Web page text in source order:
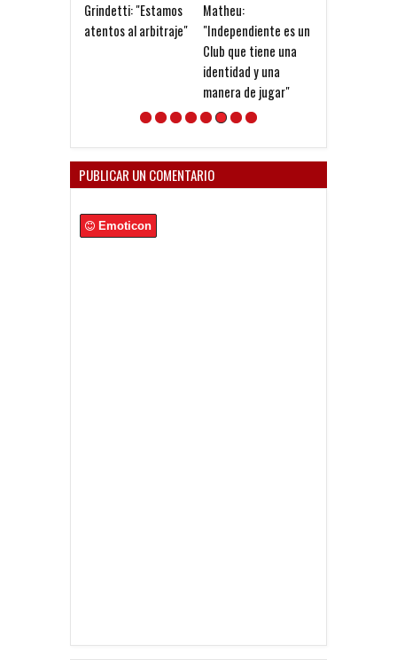
Grindetti: "Estamos
atentos al arbitraje"
Matheu:
"Independiente es un
Club que tiene una
identidad y una
manera de jugar"
PUBLICAR UN COMENTARIO
Emoticon